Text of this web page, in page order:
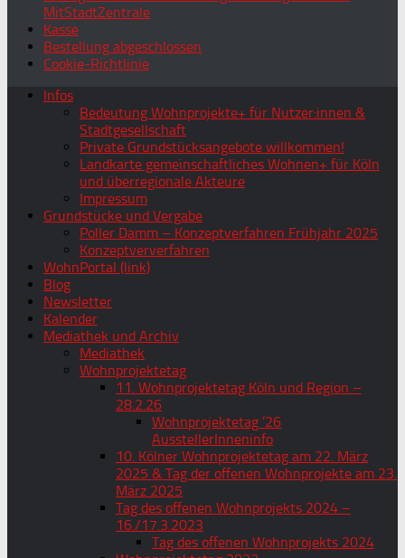
MitStadtZentrale
Kasse
Bestellung abgeschlossen
Cookie-Richtlinie
Infos
Bedeutung Wohnprojekte+ für Nutzer:innen &
Stadtgesellschaft
Private Grundstücksangebote willkommen!
Landkarte gemeinschaftliches Wohnen+ für Köln
und überregionale Akteure
Impressum
Grundstücke und Vergabe
Poller Damm – Konzeptverfahren Frühjahr 2025
Konzeptververfahren
WohnPortal (link)
Blog
Newsletter
Kalender
Mediathek und Archiv
Mediathek
Wohnprojektetag
11. Wohnprojektetag Köln und Region –
28.2.26
Wohnprojektetag ’26
AusstellerInneninfo
10. Kölner Wohnprojektetag am 22. März
2025 & Tag der offenen Wohnprojekte am 23.
März 2025
Tag des offenen Wohnprojekts 2024 –
16./17.3.2023
Tag des offenen Wohnprojekts 2024